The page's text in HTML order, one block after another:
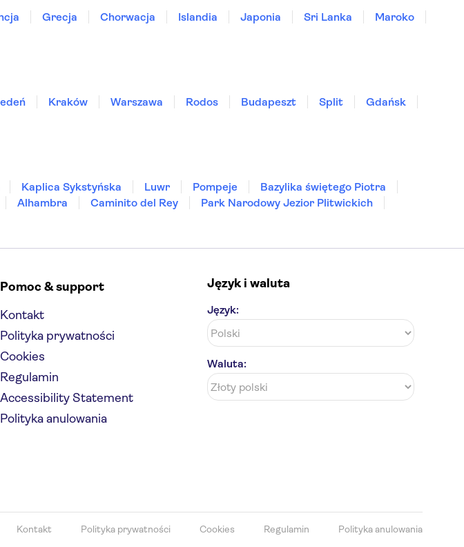
Grecja Chorwacja Islandia Japonia Sri Lanka
Maroko
Kraków Warszawa Rodos Budapeszt Split
Gdańsk
Kaplica Sykstyńska Luwr Pompeje
Bazylika świętego Piotra
Alhambra Caminito del Rey
Park Narodowy Jezior Plitwickich
Pomoc & support
Kontakt
Polityka prywatności
Cookies
Regulamin
Accessibility Statement
Polityka anulowania
Język i waluta
Język:
Waluta:
Kontakt Polityka prywatności Cookies Regulamin Polityka anulowania